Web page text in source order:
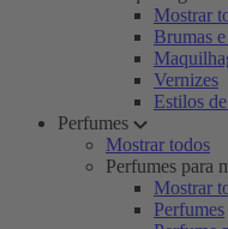
Mostrar
Brumas
Vernizes
Estilos
Perfumes
Mostrar todos
Perfumes para
Mostrar
Perfumes